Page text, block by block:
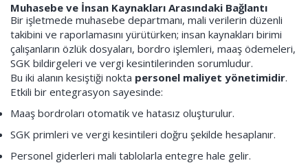
Muhasebe ve İnsan Kaynakları Arasındaki Bağlantı
Bir işletmede muhasebe departmanı, mali verilerin düzenli
takibini ve raporlamasını yürütürken; insan kaynakları birimi
çalışanların özlük dosyaları, bordro işlemleri, maaş ödemeleri,
SGK bildirgeleri ve vergi kesintilerinden sorumludur.
Bu iki alanın kesiştiği nokta personel maliyet yönetimidir.
Etkili bir entegrasyon sayesinde:
Maaş bordroları otomatik ve hatasız oluşturulur.
SGK primleri ve vergi kesintileri doğru şekilde hesaplanır.
Personel giderleri mali tablolarla entegre hale gelir.